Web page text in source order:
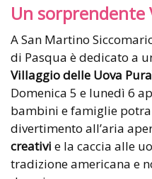
Un sorprendente
A San Martino
di Pasqua è dedicato a
Villaggio delle Uova
Domenica 5 e lunedì 6
bambini e famiglie
divertimento all’aria
creativi e la caccia alle
tradizione americana e